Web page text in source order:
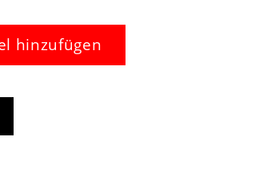
hinzufügen